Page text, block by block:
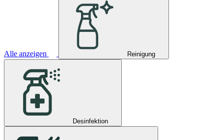
Alle anzeigen Reinigung
Desinfektion